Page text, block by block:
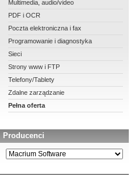
Multimedia, audio/video
PDF i OCR
Poczta elektroniczna i fax
Programowanie i diagnostyka
Sieci
Strony www i FTP
Telefony/Tablety
Zdalne zarządzanie
Pełna oferta
Producenci